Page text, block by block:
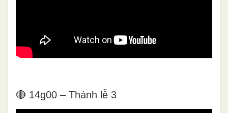
🔴 14g00 – Thánh lễ 3